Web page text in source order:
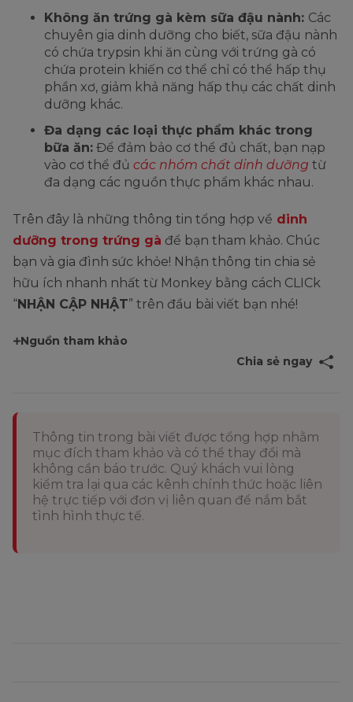
Không ăn trứng gà kèm sữa đậu nành: Các
chuyên gia dinh dưỡng cho biết, sữa đậu nành
có chứa trypsin khi ăn cùng với trứng gà có
chứa protein khiến cơ thể chỉ có thể hấp thụ
phần xơ, giảm khả năng hấp thụ các chất dinh
dưỡng khác.
Đa dạng các loại thực phẩm khác trong
bữa ăn: Để đảm bảo cơ thể đủ chất, bạn nạp
vào cơ thể đủ các nhóm chất dinh dưỡng từ
đa dạng các nguồn thực phẩm khác nhau.
Trên đây là những thông tin tổng hợp về dinh
dưỡng trong trứng gà để bạn tham khảo. Chúc
bạn và gia đình sức khỏe! Nhận thông tin chia sẻ
hữu ích nhanh nhất từ Monkey bằng cách CLICk
“NHẬN CẬP NHẬT” trên đầu bài viết bạn nhé!
Nguồn tham khảo
Chia sẻ ngay
Thông tin trong bài viết được tổng hợp nhằm
mục đích tham khảo và có thể thay đổi mà
không cần báo trước. Quý khách vui lòng
kiểm tra lại qua các kênh chính thức hoặc liên
hệ trực tiếp với đơn vị liên quan để nắm bắt
tình hình thực tế.